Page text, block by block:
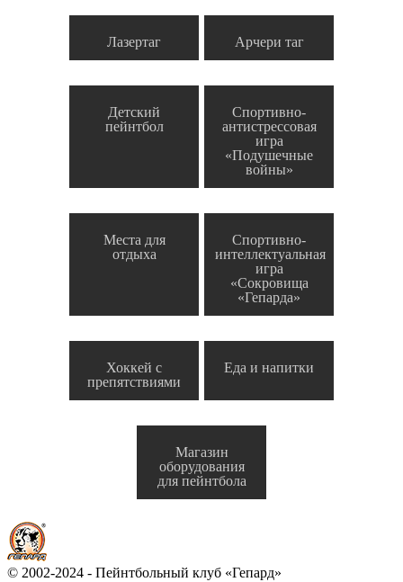
Лазертаг Арчери таг
Детский
пейнтбол
Спортивно-
антистрессовая
игра
«Подушечные
войны»
Места для
отдыха
Спортивно-
интеллектуальная
игра
«Сокровища
«Гепарда»
Хоккей с
препятствиями
Еда и напитки
Магазин
оборудования
для пейнтбола
© 2002-2024 - Пейнтбольный клуб «Гепард»